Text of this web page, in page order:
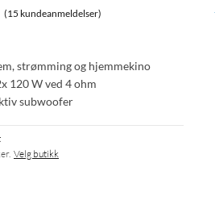
(15 kundeanmeldelser)
strømming og hjemmekino
120 W ved 4 ohm
subwoofer
Velg butikk